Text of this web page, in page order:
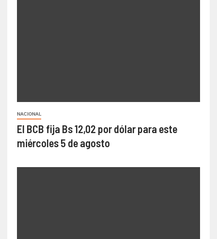
NACIONAL
El BCB fija Bs 12,02 por dólar para este
miércoles 5 de agosto